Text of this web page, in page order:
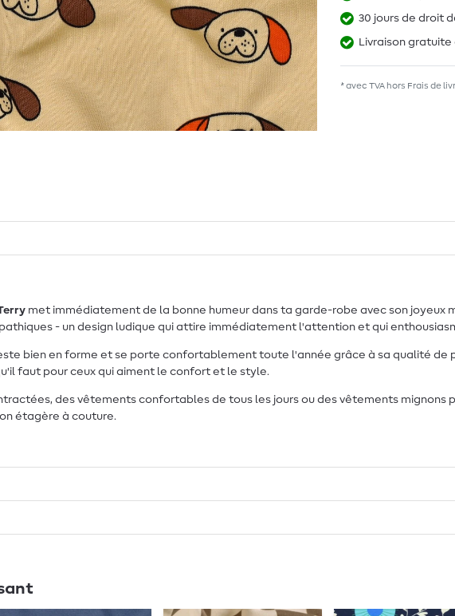
30 jours de droit
Livraison gratuite
* avec TVA hors Frais de
met immédiatement de la bonne humeur dans ta garde-robe avec son joyeux
- un design ludique qui attire immédiatement l'attention et qui
bien en forme et se porte confortablement toute l'année grâce à sa qualité
faut pour ceux qui aiment le confort et le style.
des vêtements confortables de tous les jours ou des vêtements mignons
étagère à couture.